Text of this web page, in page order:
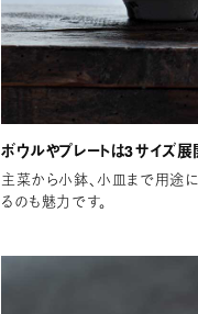
ボウルやプレートは3サイズ展
主菜から小鉢、小皿まで用途
るのも魅力です。